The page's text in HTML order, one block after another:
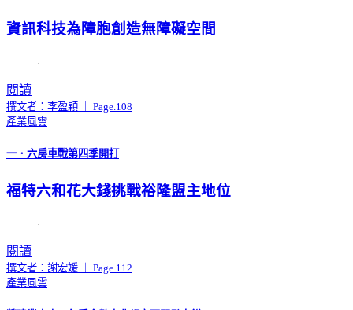
資訊科技為障胞創造無障礙空間
閱讀
撰文者：李盈穎 ｜ Page.108
產業風雲
一．六房車戰第四季開打
福特六和花大錢挑戰裕隆盟主地位
閱讀
撰文者：謝宏媛 ｜ Page.112
產業風雲